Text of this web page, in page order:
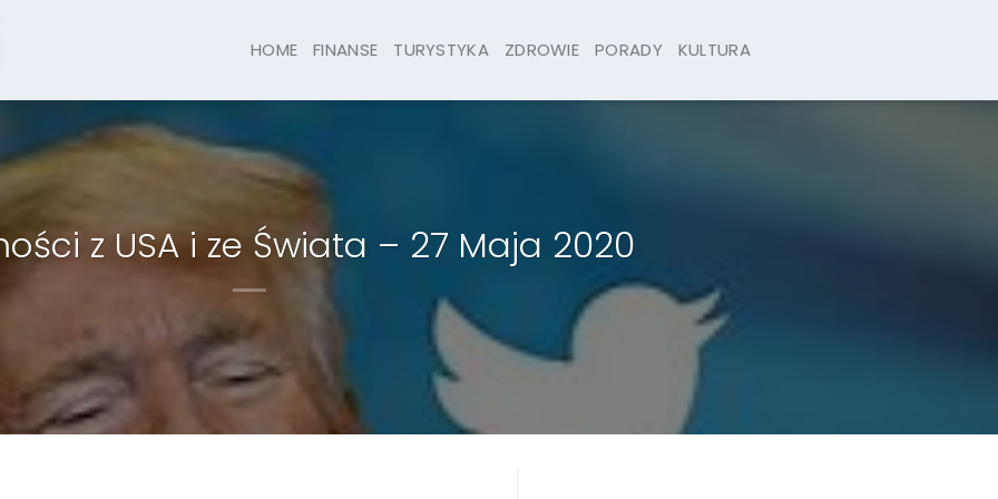
HOME FINANSE TURYSTYKA ZDROWIE PORADY KULTURA
z USA i ze Świata – 27 Maja 2020